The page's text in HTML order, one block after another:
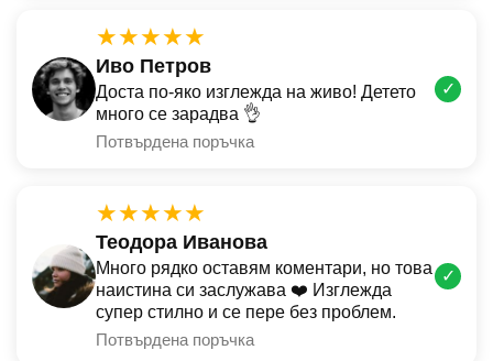
★★★★★
Иво Петров
Доста по-яко изглежда на живо! Детето
много се зарадва 👌
Потвърдена поръчка
✓
★★★★★
Теодора Иванова
Много рядко оставям коментари, но това
наистина си заслужава ❤️ Изглежда
супер стилно и се пере без проблем.
Потвърдена поръчка
✓